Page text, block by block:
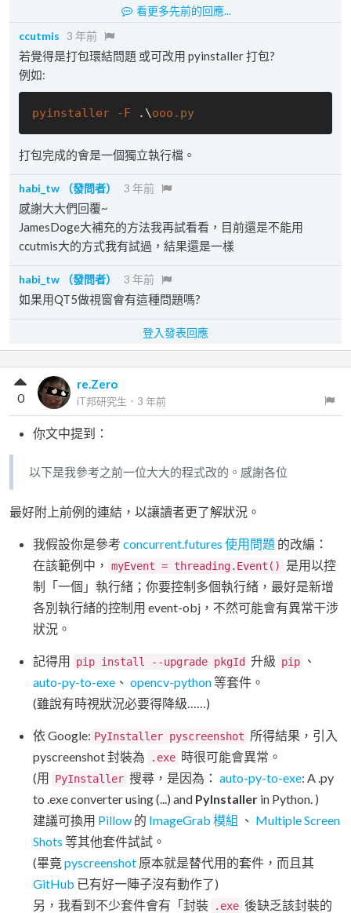
看更多先前的回應...
ccutmis 3 年前
若覺得是打包環結問題 或可改用 pyinstaller 打包?
例如:
pyinstaller -F .\ooo .py
打包完成的會是一個獨立執行檔。
habi_tw （發問者） 3 年前
感謝大大們回覆~
JamesDoge大補充的方法我再試看看，目前還是不能用
ccutmis大的方式我有試過，結果還是一樣
habi_tw （發問者） 3 年前
如果用QT5做視窗會有這種問題嗎?
登入發表回應
re.Zero
iT邦研究生 ． 3 年前
0
你文中提到：
以下是我參考之前一位大大的程式改的。感謝各位
最好附上前例的連結，以讓讀者更了解狀況。
我假設你是參考 concurrent.futures 使用問題 的改編：
在該範例中，
myEvent = threading.Event()
是用以控
制「一個」執行緒；你要控制多個執行緒，最好是新增
各別執行緒的控制用 event-obj，不然可能會有異常干涉
狀況。
記得用 pip install --upgrade pkgId 升級 pip
、
auto-py-to-exe 、 opencv-python等套件。
(雖說有時視狀況必要得降級……)
依 Google: PyInstaller pyscreenshot 所得結果，引入
pyscreenshot 封裝為
.exe 時很可能會異常。
(用 PyInstaller 搜尋，是因為： auto-py-to-exe: A .py
to .exe converter using (...) and PyInstaller in Python. )
建議可換用 Pillow 的 ImageGrab 模組 、 Multiple Screen
Shots 等其他套件試試。
(畢竟 pyscreenshot 原本就是替代用的套件，而且其
GitHub 已有好一陣子沒有動作了)
另，我看到不少套件會有「封裝
.exe 後缺乏該封裝的